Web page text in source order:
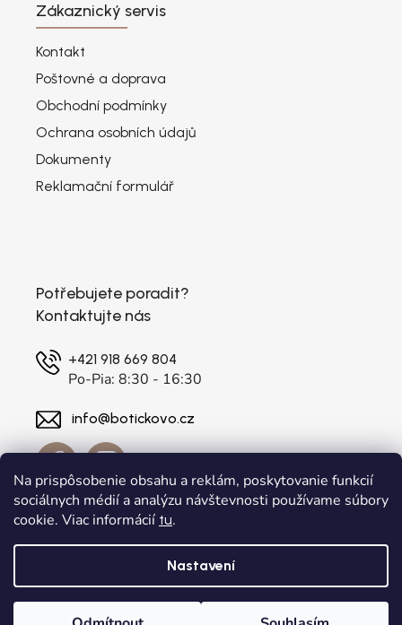
Na prispôsobenie obsahu a reklám, poskytovanie funkcií
sociálnych médií a analýzu návštevnosti používame súbory
cookie. Viac informácií tu.
Nastavení
Zákaznický servis
Kontakt
Poštovné a doprava
Obchodní podmínky
Ochrana osobních údajů
Dokumenty
Reklamační formulář
Potřebujete poradit?
Kontaktujte nás
+421 918 669 804
Po-Pia: 8:30 - 16:30
info@botickovo.cz
Vytvořil Shoptet a Adatelier